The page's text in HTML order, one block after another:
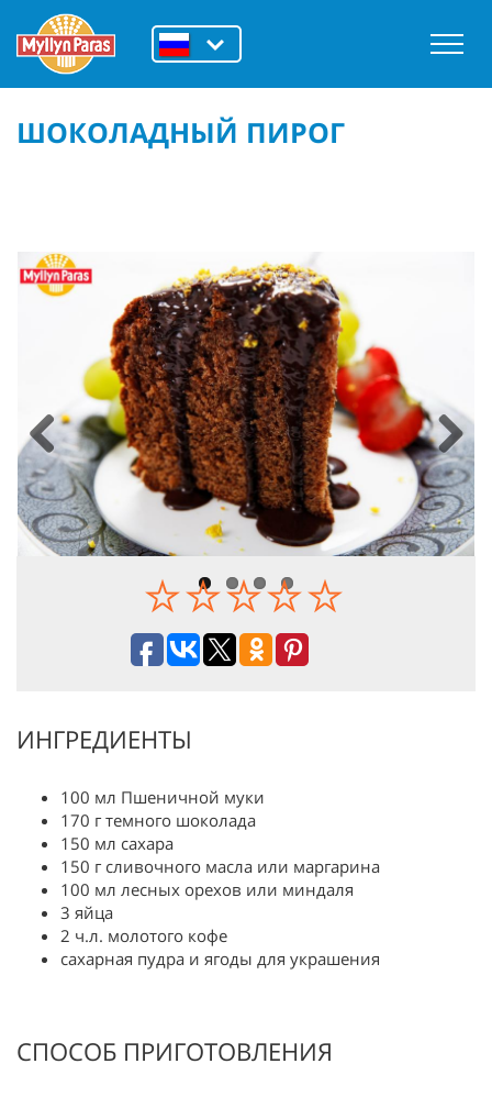
ШОКОЛАДНЫЙ ПИРОГ
Previous Next
ИНГРЕДИЕНТЫ
100 мл Пшеничной муки
170 г темного шоколада
150 мл сахара
150 г сливочного масла или маргарина
100 мл лесных орехов или миндаля
3 яйца
2 ч.л. молотого кофе
сахарная пудра и ягоды для украшения
СПОСОБ ПРИГОТОВЛЕНИЯ